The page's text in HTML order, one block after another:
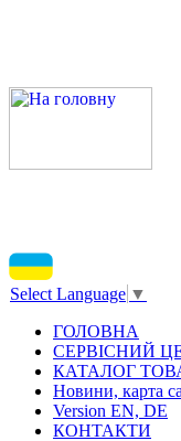
Select Language ▼
ГОЛОВНА
СЕРВІСНИЙ
КАТАЛОГ
Новини, карта
Version EN, DE
КОНТАКТИ